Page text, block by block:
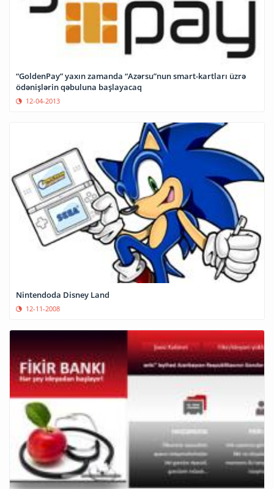
“GoldenPay” yaxın zamanda “Azərsu”nun smart-kartları üzrə
ödənişlərin qəbuluna başlayacaq
12-04-2013
Nintendoda Disney Land
12-11-2008